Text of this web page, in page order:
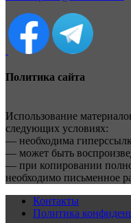
Политика сайта
Использование
следующих условиях:
— необходима
— может быть
— при копировании
необходимо письменное
Контакты
Политика